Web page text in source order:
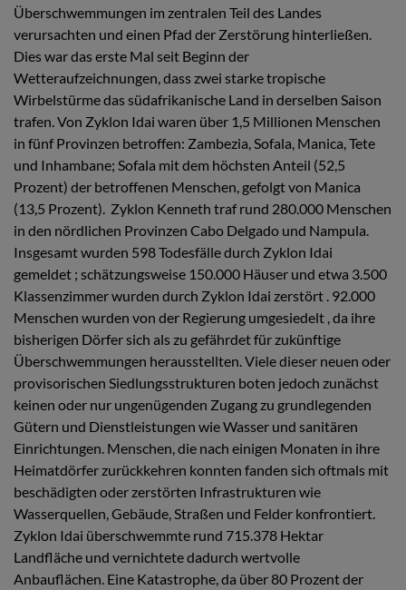
Überschwemmungen im zentralen Teil des Landes
verursachten und einen Pfad der Zerstörung hinterließen.
Dies war das erste Mal seit Beginn der
Wetteraufzeichnungen, dass zwei starke tropische
Wirbelstürme das südafrikanische Land in derselben Saison
trafen. Von Zyklon Idai waren über 1,5 Millionen Menschen
in fünf Provinzen betroffen: Zambezia, Sofala, Manica, Tete
und Inhambane; Sofala mit dem höchsten Anteil (52,5
Prozent) der betroffenen Menschen, gefolgt von Manica
(13,5 Prozent). Zyklon Kenneth traf rund 280.000 Menschen
in den nördlichen Provinzen Cabo Delgado und Nampula.
Insgesamt wurden 598 Todesfälle durch Zyklon Idai
gemeldet ; schätzungsweise 150.000 Häuser und etwa 3.500
Klassenzimmer wurden durch Zyklon Idai zerstört . 92.000
Menschen wurden von der Regierung umgesiedelt , da ihre
bisherigen Dörfer sich als zu gefährdet für zukünftige
Überschwemmungen herausstellten. Viele dieser neuen oder
provisorischen Siedlungsstrukturen boten jedoch zunächst
keinen oder nur ungenügenden Zugang zu grundlegenden
Gütern und Dienstleistungen wie Wasser und sanitären
Einrichtungen. Menschen, die nach einigen Monaten in ihre
Heimatdörfer zurückkehren konnten fanden sich oftmals mit
beschädigten oder zerstörten Infrastrukturen wie
Wasserquellen, Gebäude, Straßen und Felder konfrontiert.
Zyklon Idai überschwemmte rund 715.378 Hektar
Landfläche und vernichtete dadurch wertvolle
Anbauflächen. Eine Katastrophe, da über 80 Prozent der